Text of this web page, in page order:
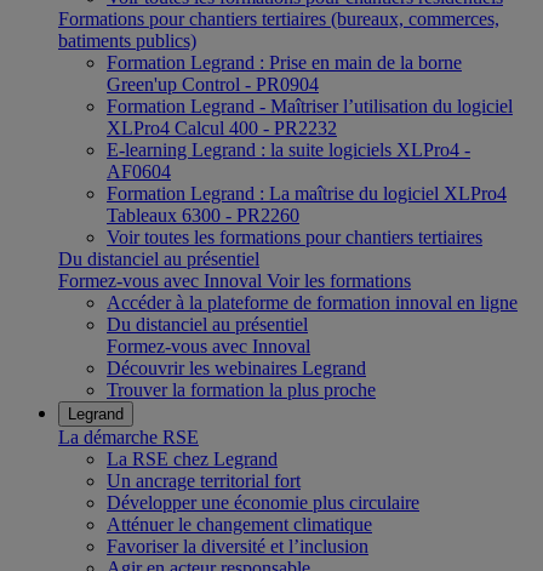
Formations pour chantiers tertiaires (bureaux, commerces,
batiments publics)
Formation Legrand : Prise en main de la borne
Green'up Control - PR0904
Formation Legrand - Maîtriser l’utilisation du logiciel
XLPro4 Calcul 400 - PR2232
E-learning Legrand : la suite logiciels XLPro4 -
AF0604
Formation Legrand : La maîtrise du logiciel XLPro4
Tableaux 6300 - PR2260
Voir toutes les formations pour chantiers tertiaires
Du distanciel au présentiel
Formez-vous avec Innoval Voir les formations
Accéder à la plateforme de formation innoval en ligne
Du distanciel au présentiel
Formez-vous avec Innoval
Découvrir les webinaires Legrand
Trouver la formation la plus proche
Legrand
La démarche RSE
La RSE chez Legrand
Un ancrage territorial fort
Développer une économie plus circulaire
Atténuer le changement climatique
Favoriser la diversité et l’inclusion